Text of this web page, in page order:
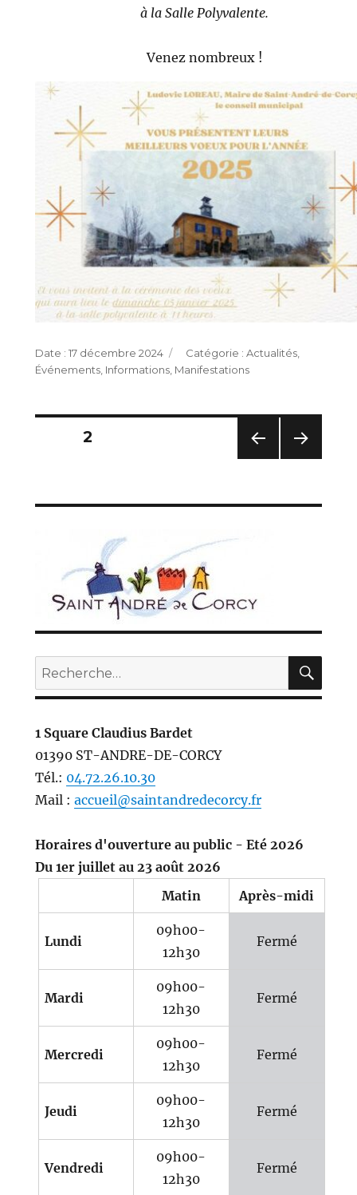
à la Salle Polyvalente.
Venez nombreux !
Publié
le
17 décembre 2024 Catégories
Actualités,
Événements, Informations, Manifestations
Pagination
publications
ÉDE
PAGE2
ANT
Recherche
pour :
1 Square Claudius Bardet
01390 ST-ANDRE-DE-CORCY
Tél.: 04.72.26.10.30
Mail : accueil@saintandredecorcy.fr
Horaires d'ouverture au public - Eté 2026
Du 1er juillet au 23 août 2026
Matin
Après-midi
Lundi
09h00-
12h30
Fermé
Mardi
09h00-
12h30
Fermé
Mercredi
09h00-
12h30
Fermé
Jeudi
09h00-
12h30
Fermé
Vendredi
09h00-
12h30
Fermé